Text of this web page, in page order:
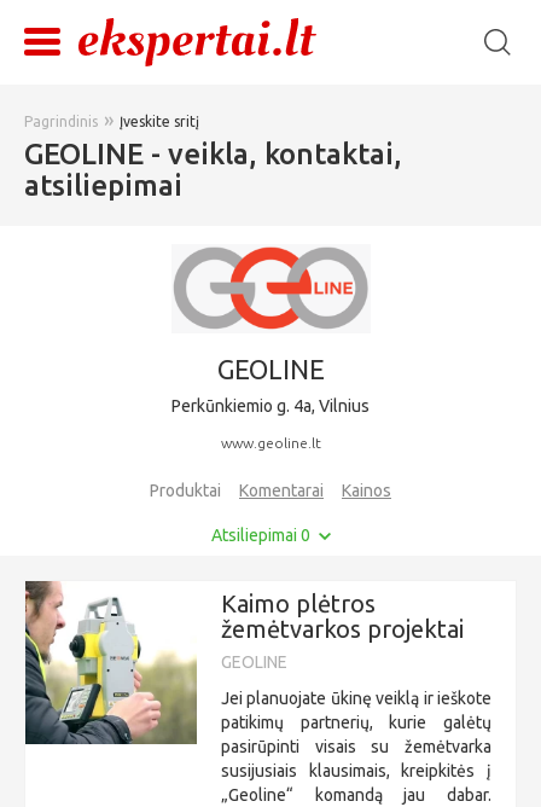
Pagrindinis » Įveskite sritį
GEOLINE - veikla, kontaktai,
atsiliepimai
GEOLINE
Perkūnkiemio g. 4a, Vilnius
www.geoline.lt
Produktai Komentarai Kainos
Atsiliepimai 0
Kaimo plėtros
žemėtvarkos projektai
GEOLINE
Jei planuojate ūkinę veiklą ir ieškote
patikimų partnerių, kurie galėtų
pasirūpinti visais su žemėtvarka
susijusiais klausimais, kreipkitės į
„Geoline“ komandą jau dabar.